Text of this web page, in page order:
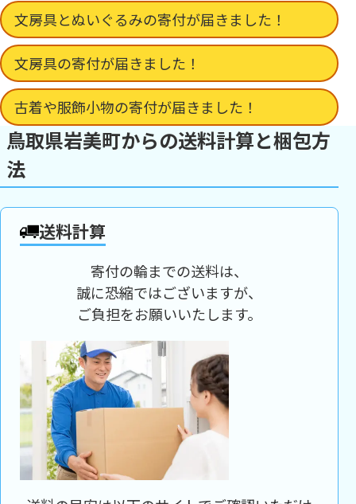
文房具とぬいぐるみの寄付が届きました！
文房具の寄付が届きました！
古着や服飾小物の寄付が届きました！
鳥取県岩美町からの送料計算と梱包方
法
送料計算
寄付の輪までの送料は、
誠に恐縮ではございますが、
ご負担をお願いいたします。